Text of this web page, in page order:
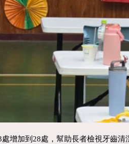
增加到28處，幫助長者檢視牙齒清